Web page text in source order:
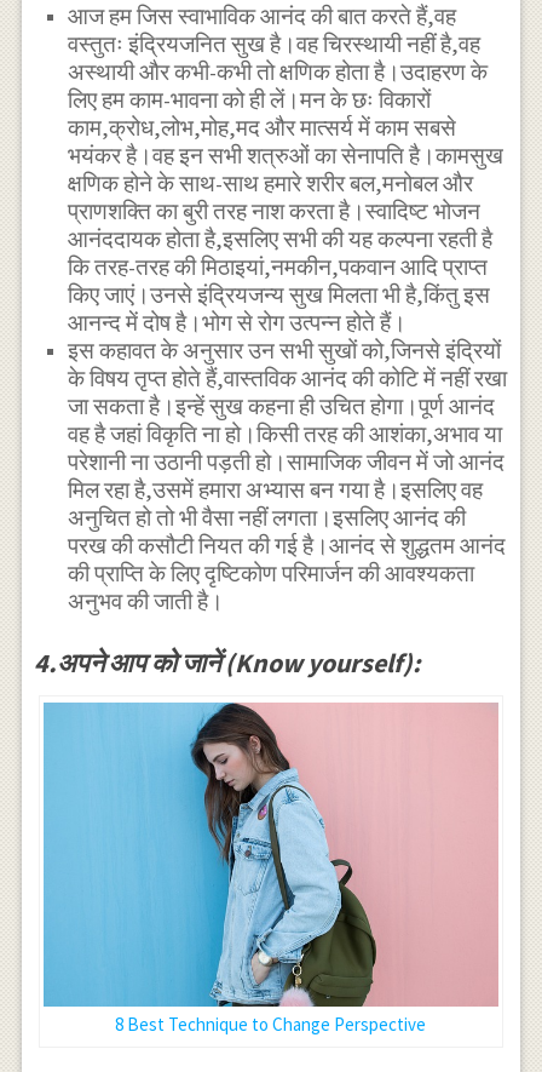
आज हम जिस स्वाभाविक आनंद की बात करते हैं,वह
वस्तुतः इंद्रियजनित सुख है।वह चिरस्थायी नहीं है,वह
अस्थायी और कभी-कभी तो क्षणिक होता है।उदाहरण के
लिए हम काम-भावना को ही लें।मन के छः विकारों
काम,क्रोध,लोभ,मोह,मद और मात्सर्य में काम सबसे
भयंकर है।वह इन सभी शत्रुओं का सेनापति है।कामसुख
क्षणिक होने के साथ-साथ हमारे शरीर बल,मनोबल और
प्राणशक्ति का बुरी तरह नाश करता है।स्वादिष्ट भोजन
आनंददायक होता है,इसलिए सभी की यह कल्पना रहती है
कि तरह-तरह की मिठाइयां,नमकीन,पकवान आदि प्राप्त
किए जाएं।उनसे इंद्रियजन्य सुख मिलता भी है,किंतु इस
आनन्द में दोष है।भोग से रोग उत्पन्न होते हैं।
इस कहावत के अनुसार उन सभी सुखों को,जिनसे इंद्रियों
के विषय तृप्त होते हैं,वास्तविक आनंद की कोटि में नहीं रखा
जा सकता है।इन्हें सुख कहना ही उचित होगा।पूर्ण आनंद
वह है जहां विकृति ना हो।किसी तरह की आशंका,अभाव या
परेशानी ना उठानी पड़ती हो।सामाजिक जीवन में जो आनंद
मिल रहा है,उसमें हमारा अभ्यास बन गया है।इसलिए वह
अनुचित हो तो भी वैसा नहीं लगता।इसलिए आनंद की
परख की कसौटी नियत की गई है।आनंद से शुद्धतम आनंद
की प्राप्ति के लिए दृष्टिकोण परिमार्जन की आवश्यकता
अनुभव की जाती है।
4.अपने आप को जानें (Know yourself):
8 Best Technique to Change Perspective